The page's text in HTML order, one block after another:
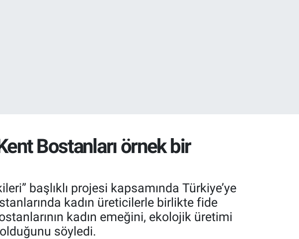
Bostanları örnek bir
başlıklı projesi kapsamında Türkiye’ye
kadın üreticilerle birlikte fide
kadın emeğini, ekolojik üretimi
söyledi.